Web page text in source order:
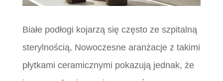
Białe podłogi kojarzą się często ze szpitalną
sterylnością, Nowoczesne aranżacje z takimi
płytkami ceramicznymi pokazują jednak, że